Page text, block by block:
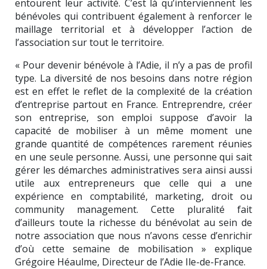
entourent leur activité. C’est là qu’interviennent les
bénévoles qui contribuent également à renforcer le
maillage territorial et à développer l’action de
l’association sur tout le territoire.
« Pour devenir bénévole à l’Adie, il n’y a pas de profil
type. La diversité de nos besoins dans notre région
est en effet le reflet de la complexité de la création
d’entreprise partout en France. Entreprendre, créer
son entreprise, son emploi suppose d’avoir la
capacité de mobiliser à un même moment une
grande quantité de compétences rarement réunies
en une seule personne. Aussi, une personne qui sait
gérer les démarches administratives sera ainsi aussi
utile aux entrepreneurs que celle qui a une
expérience en comptabilité, marketing, droit ou
community management. Cette pluralité fait
d’ailleurs toute la richesse du bénévolat au sein de
notre association que nous n’avons cesse d’enrichir
d’où cette semaine de mobilisation » explique
Grégoire Héaulme, Directeur de l’Adie Ile-de-France.